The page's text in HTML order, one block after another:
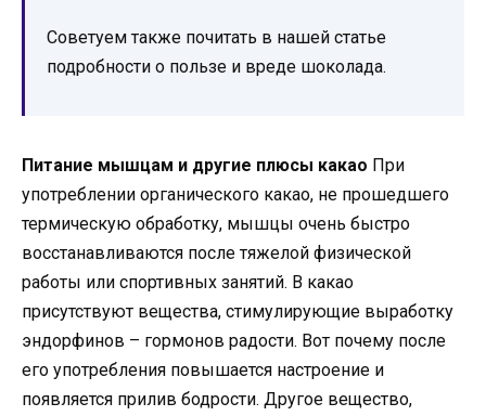
Советуем также почитать в нашей статье
подробности о пользе и вреде шоколада.
Питание мышцам и другие плюсы какао При
употреблении органического какао, не прошедшего
термическую обработку, мышцы очень быстро
восстанавливаются после тяжелой физической
работы или спортивных занятий. В какао
присутствуют вещества, стимулирующие выработку
эндорфинов – гормонов радости. Вот почему после
его употребления повышается настроение и
появляется прилив бодрости. Другое вещество,